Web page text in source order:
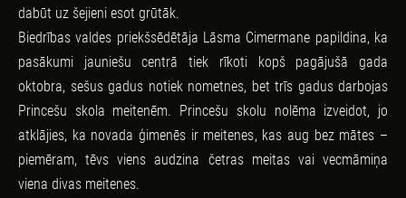
dabūt uz šejieni esot grūtāk.
Biedrības valdes priekšsēdētāja Lāsma Cimermane papildina, ka
pasākumi jauniešu centrā tiek rīkoti kopš pagājušā gada
oktobra, sešus gadus notiek nometnes, bet trīs gadus darbojas
Princešu skola meitenēm. Princešu skolu nolēma izveidot, jo
atklājies, ka novada ģimenēs ir meitenes, kas aug bez mātes –
piemēram, tēvs viens audzina četras meitas vai vecmāmiņa
viena divas meitenes.